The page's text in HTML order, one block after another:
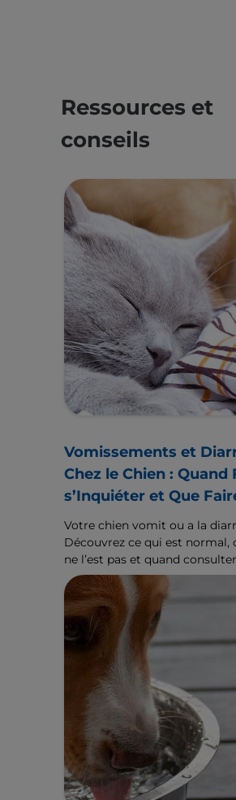
Ressources et
conseils
Vomissements et
Chez le Chien : Quand
s’Inquiéter et Que
Votre chien vomit ou a la
Découvrez ce qui est normal,
ne l’est pas et quand consulter
grâce à ce guide destiné aux
propriétaires et validé par des
vétérinaires.